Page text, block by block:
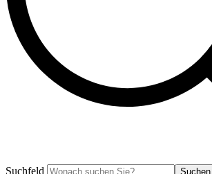
Suchfeld Suchen